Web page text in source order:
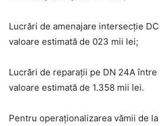
Lucrări de amenajare intersecție
valoare estimată de 023 mii lei;
Lucrări de reparații pe DN 24A între
valoare estimată de 1.358 mii lei.
Pentru operaționalizarea vămii de